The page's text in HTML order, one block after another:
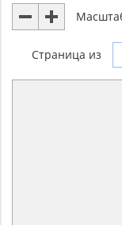
Страница из